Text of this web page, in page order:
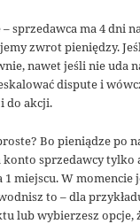
– sprzedawca ma 4 dni
zwrot pieniędzy.
nawet jeśli nie uda
dispute i
do akcji.
Bo pieniądze po
konto sprzedawcy
miejscu. W momencie
to – dla
lub wybierzesz opcje,